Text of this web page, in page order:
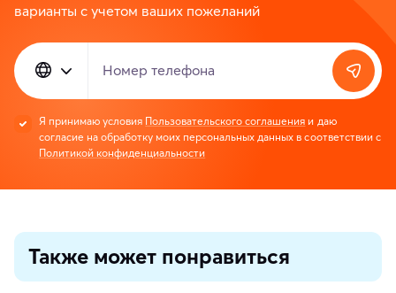
варианты с учетом ваших пожеланий
Номер телефона
Я принимаю условия Пользовательского соглашения и даю
согласие на обработку моих персональных данных в соответствии с
Политикой конфиденциальности
Также может понравиться